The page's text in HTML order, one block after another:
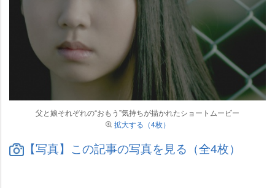
父と娘それぞれの“おもう”気持ちが描かれたショートムービー
拡大する（4枚）
【写真】この記事の写真を見る（全4枚）